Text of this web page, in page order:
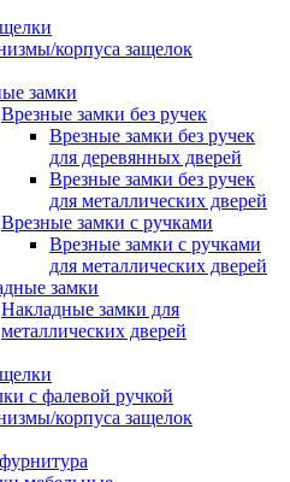
корпуса защелок
замки
Врезные замки без ручек
Врезные замки без ручек
для деревянных дверей
Врезные замки без ручек
для металлических дверей
Врезные замки с ручками
Врезные замки с ручками
для металлических дверей
замки
Накладные замки для
металлических дверей
с фалевой ручкой
корпуса защелок